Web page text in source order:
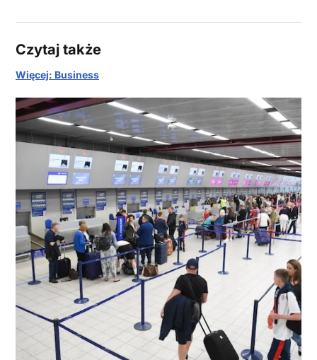
Czytaj także
Więcej: Business